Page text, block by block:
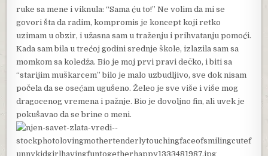
ruke sa mene i viknula: “Sama ću to!” Ne volim da mi se
govori šta da radim, kompromis je koncept koji retko
uzimam u obzir, i užasna sam u traženju i prihvatanju pomoći.
Kada sam bila u trećoj godini srednje škole, izlazila sam sa
momkom sa koledža. Bio je moj prvi pravi dečko, i biti sa
“starijim muškarcem” bilo je malo uzbudljivo, sve dok nisam
počela da se osećam ugušeno. Želeo je sve više i više mog
dragocenog vremena i pažnje. Bio je dovoljno fin, ali uvek je
pokušavao da se brine o meni.